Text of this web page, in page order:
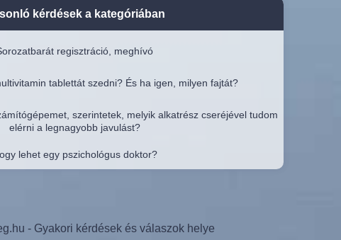
kérdések a kategóriában
regisztráció, meghívó
tablettát szedni? És ha igen, milyen fajtát?
szerintetek, melyik alkatrész cseréjével tudom
elérni a legnagyobb javulást?
lehet egy pszichológus doktor?
- Gyakori kérdések és válaszok helye